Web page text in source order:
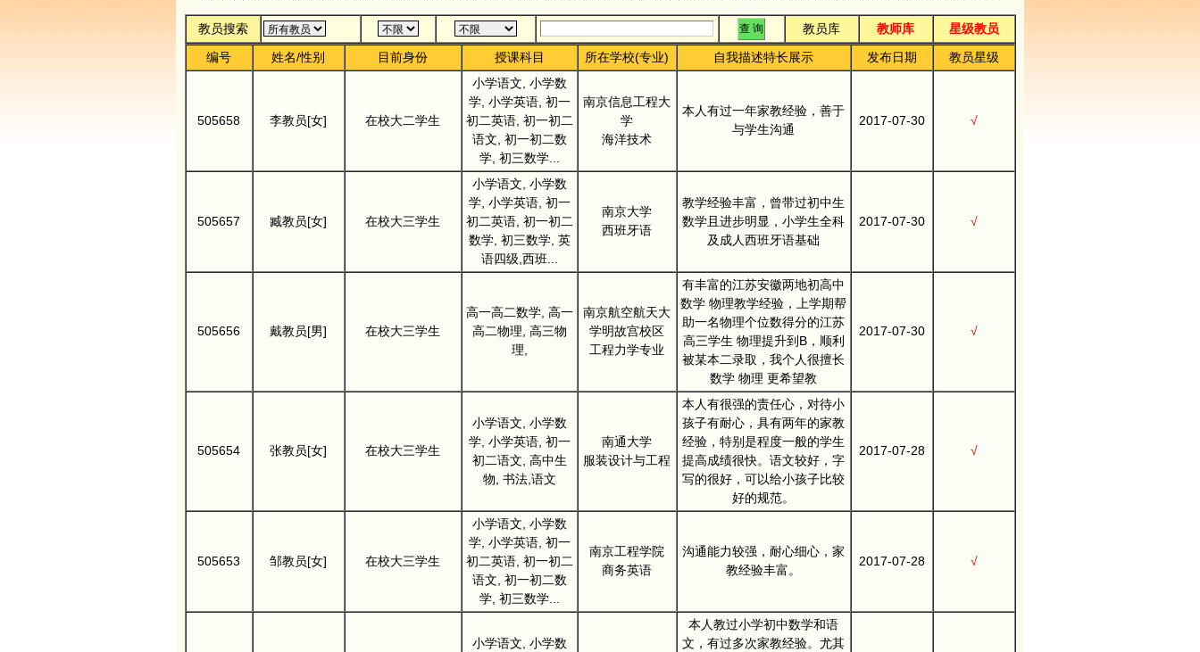
教员搜索 教员库 教师库
星级教员
编号
姓名/性别 目前身份 授课科目 所在学校(专业) 自我描述特长展示 发布日期 教员星级
505658 李教员[女] 在校大二学生
小学语文, 小学数
学, 小学英语, 初一
初二英语, 初一初二
语文, 初一初二数
学, 初三数学...
南京信息工程大
学
海洋技术
本人有过一年家教经验，善于
与学生沟通
2017-07-30 √
505657 臧教员[女] 在校大三学生
小学语文, 小学数
学, 小学英语, 初一
初二英语, 初一初二
数学, 初三数学, 英
语四级,西班...
南京大学
西班牙语
教学经验丰富，曾带过初中生
数学且进步明显，小学生全科
及成人西班牙语基础
2017-07-30 √
505656 戴教员[男] 在校大三学生
高一高二数学, 高一
高二物理, 高三物
理,
南京航空航天大
学明故宫校区
工程力学专业
有丰富的江苏安徽两地初高中
数学 物理教学经验，上学期帮
助一名物理个位数得分的江苏
高三学生 物理提升到B，顺利
被某本二录取，我个人很擅长
数学 物理 更希望教
2017-07-30 √
505654 张教员[女] 在校大三学生
小学语文, 小学数
学, 小学英语, 初一
初二语文, 高中生
物, 书法,语文
南通大学
服装设计与工程
本人有很强的责任心，对待小
孩子有耐心，具有两年的家教
经验，特别是程度一般的学生
提高成绩很快。语文较好，字
写的很好，可以给小孩子比较
好的规范。
2017-07-28 √
505653 邹教员[女] 在校大三学生
小学语文, 小学数
学, 小学英语, 初一
初二英语, 初一初二
语文, 初一初二数
学, 初三数学...
南京工程学院
商务英语
沟通能力较强，耐心细心，家
教经验丰富。
2017-07-28 √
小学语文, 小学数
本人教过小学初中数学和语
文，有过多次家教经验。尤其